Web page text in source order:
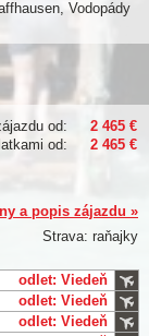
Vodopády
od:
2 465 €
od:
2 465 €
a popis zájazdu »
Strava: raňajky
odlet: Viedeň
odlet: Viedeň
odlet: Viedeň